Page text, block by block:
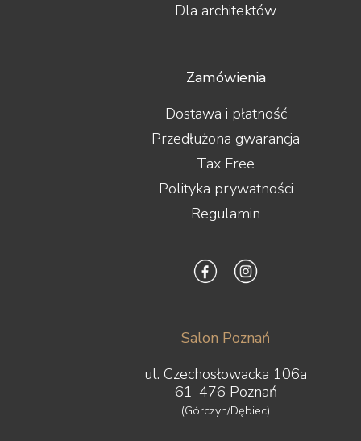
Dla architektów
Zamówienia
Dostawa i płatność
Przedłużona gwarancja
Tax Free
Polityka prywatności
Regulamin
Salon Poznań
ul. Czechosłowacka 106a
61-476 Poznań
(Górczyn/Dębiec)